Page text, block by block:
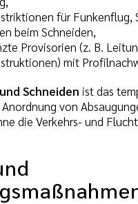
für Funkenflug,
beim Schneiden,
Provisorien (z. B.
mit
Schneiden ist das
von
die Verkehrs- und